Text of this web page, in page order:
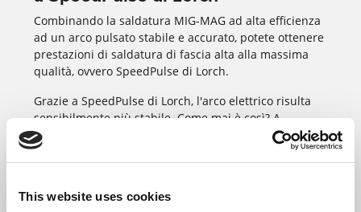
This website uses cookies
Combinando la saldatura MIG-MAG ad alta efficienza
ad un arco pulsato stabile e accurato, potete ottenere
prestazioni di saldatura di fascia alta alla massima
qualità, ovvero SpeedPulse di Lorch.
Grazie a SpeedPulse di Lorch, l'arco elettrico risulta
sensibilmente più stabile. Come mai è così? A
differenza dei processi pulsati tradizionali,
SpeedPulse di Lorch è in grado di erogare al bagno di
ottenere prestazioni di fusione e la stabilità dello